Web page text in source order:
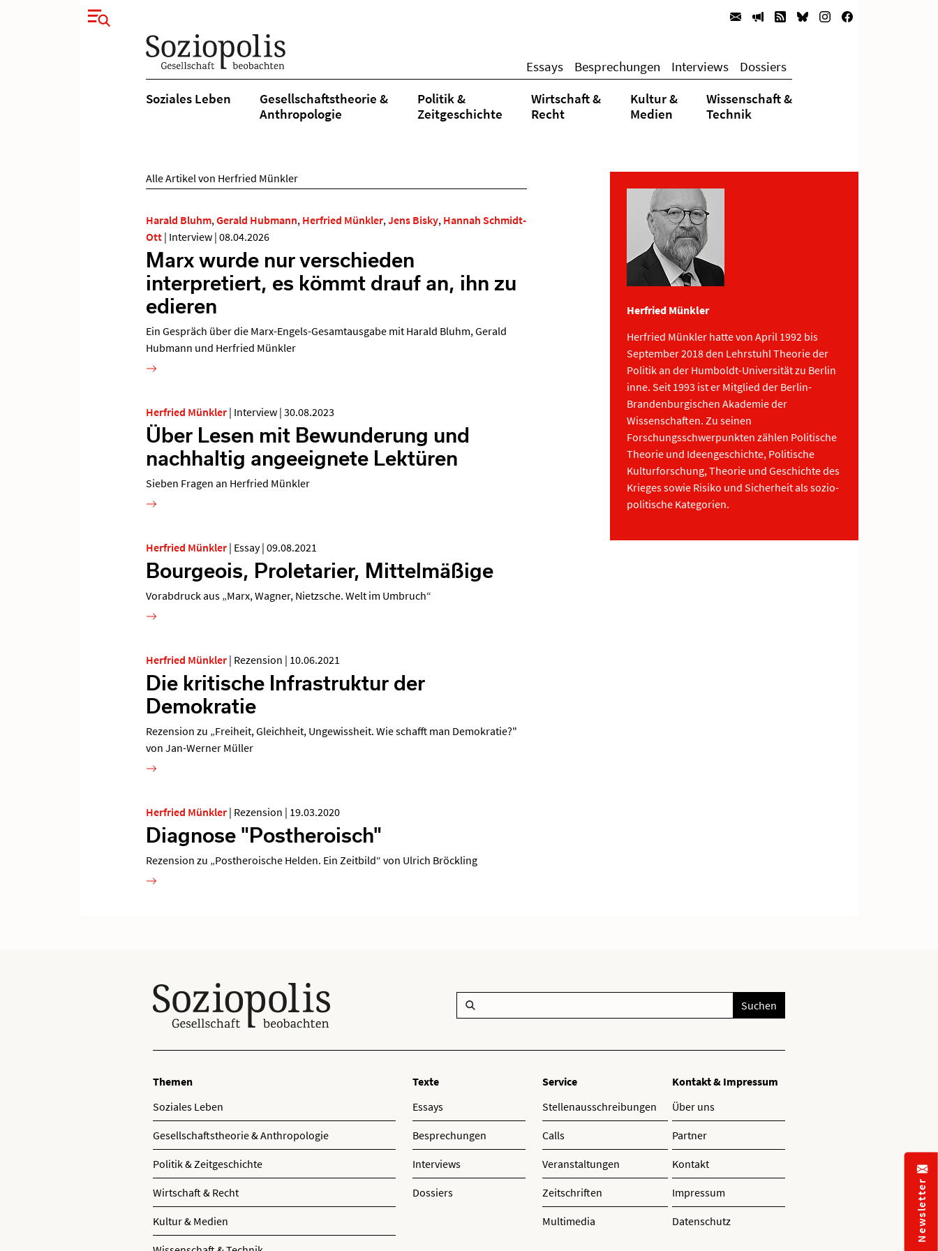
Essays Besprechungen Interviews
Dossiers
Soziales Leben
Gesellschaftstheorie &
Anthropologie
Politik &
Zeitgeschichte
Wirtschaft &
Recht
Kultur &
Medien
Wissenschaft &
Technik
Alle Artikel von Herfried Münkler
Harald Bluhm, Gerald Hubmann, Herfried Münkler, Jens Bisky, Hannah Schmidt-
Ott | Interview | 08.04.2026
Marx wurde nur verschieden
interpretiert, es kömmt drauf an, ihn zu
edieren
Ein Gespräch über die Marx-Engels-Gesamtausgabe mit Harald Bluhm, Gerald
Hubmann und Herfried Münkler
Herfried Münkler | Interview | 30.08.2023
Über Lesen mit Bewunderung und
nachhaltig angeeignete Lektüren
Sieben Fragen an Herfried Münkler
Herfried Münkler | Essay| 09.08.2021
Bourgeois, Proletarier, Mittelmäßige
Vorabdruck aus „Marx, Wagner, Nietzsche. Welt im Umbruch“
Herfried Münkler | Rezension | 10.06.2021
Die kritische Infrastruktur der
Demokratie
Rezension zu „Freiheit, Gleichheit, Ungewissheit. Wie schafft man Demokratie?"
von Jan-Werner Müller
Herfried Münkler | Rezension | 19.03.2020
Diagnose "Postheroisch"
Rezension zu „Postheroische Helden. Ein Zeitbild“ von Ulrich Bröckling
Herfried Münkler
Herfried Münkler hatte von April 1992 bis
September 2018 den Lehrstuhl Theorie der
Politik an der Humboldt-Universität zu Berlin
inne. Seit 1993 ist er Mitglied der Berlin-
Brandenburgischen Akademie der
Wissenschaften. Zu seinen
Forschungsschwerpunkten zählen Politische
Theorie und Ideengeschichte, Politische
Kulturforschung, Theorie und Geschichte des
Krieges sowie Risiko und Sicherheit als sozio-
politische Kategorien.
Suchen
Themen
Soziales Leben
Gesellschaftstheorie & Anthropologie
Politik & Zeitgeschichte
Wirtschaft & Recht
Kultur & Medien
Texte
Essays
Besprechungen
Interviews
Dossiers
Service
Stellenausschreibungen
Calls
Veranstaltungen
Zeitschriften
Multimedia
Kontakt & Impressum
Über uns
Partner
Kontakt
Impressum
Datenschutz Newsletter